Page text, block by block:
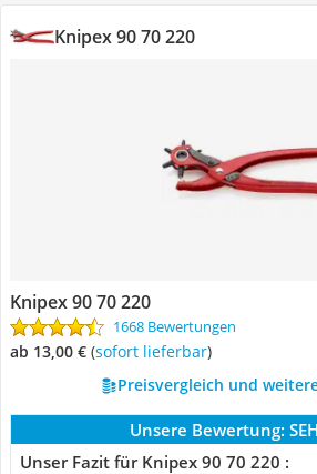
Knipex 90 70 220
Knipex 90 70 220
1668 Bewertungen
ab 13,00 € ( Sofort lieferbar)
Preisvergleich und
Unsere Bewertung:
Unser Fazit für Knipex 90 70 220 :